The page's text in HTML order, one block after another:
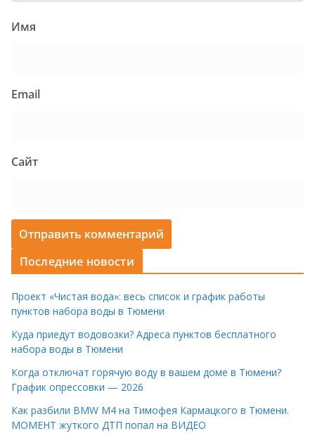
Имя
Email
Сайт
Последние новости
Проект «Чистая вода»: весь список и график работы
пунктов набора воды в Тюмени
Куда приедут водовозки? Адреса пунктов бесплатного
набора воды в Тюмени
Когда отключат горячую воду в вашем доме в Тюмени?
График опрессовки — 2026
Как разбили BMW M4 на Тимофея Кармацкого в Тюмени.
МОМЕНТ жуткого ДТП попал на ВИДЕО